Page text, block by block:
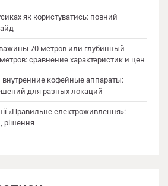
як користуватись: повний
70 метров или глубинный
сравнение характеристик и цен
кофейные аппараты:
для разных локаций
«Правильне електроживлення»:
рішення